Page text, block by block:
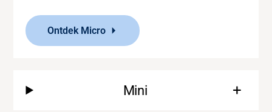
Ontdek Micro
Mini